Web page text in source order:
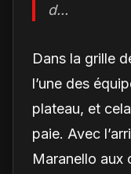
d...
Dans la grille
l’une des
plateau, et
paie. Avec
Maranello aux